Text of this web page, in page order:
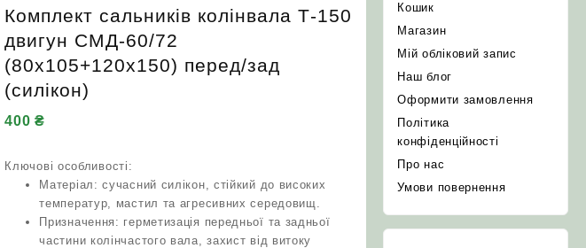
Комплект сальників колінвала Т-150
двигун СМД-60/72
(80х105+120х150) перед/зад
(силікон)
400₴
Ключові особливості:
Матеріал: сучасний силікон, стійкий до високих
температур, мастил та агресивних середовищ.
Призначення: герметизація передньої та задньої
частини колінчастого вала, захист від витоку
Кошик
Магазин
Мій обліковий запис
Наш блог
Оформити замовлення
Політика
конфіденційності
Про нас
Умови повернення